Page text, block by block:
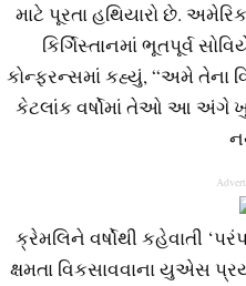
માટે પૂરતા હથિયારો છે.
કિર્ગિસ્તાનમાં ભૂતપૂર્વ
કોન્ફરન્સમાં કહ્યું, “અમે તેના
કેટલાંક વર્ષોમાં તેઓ આ અંગે
ક્રેમલિને વર્ષોથી કહેવાતી
ક્ષમતા વિકસાવવાના યુએસ